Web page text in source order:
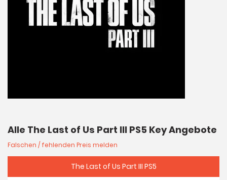
Alle The Last of Us Part III PS5 Key Angebote
Falschen / fehlenden Preis melden
The Last of Us Part III PS5